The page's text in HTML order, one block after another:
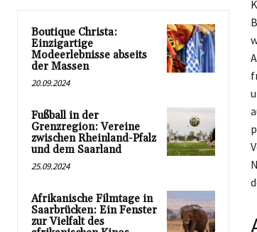
Boutique Christa:
Einzigartige
Modeerlebnisse abseits
der Massen
20.09.2024
Fußball in der
Grenzregion: Vereine
zwischen Rheinland-Pfalz
und dem Saarland
25.09.2024
Afrikanische Filmtage in
Saarbrücken: Ein Fenster
zur Vielfalt des